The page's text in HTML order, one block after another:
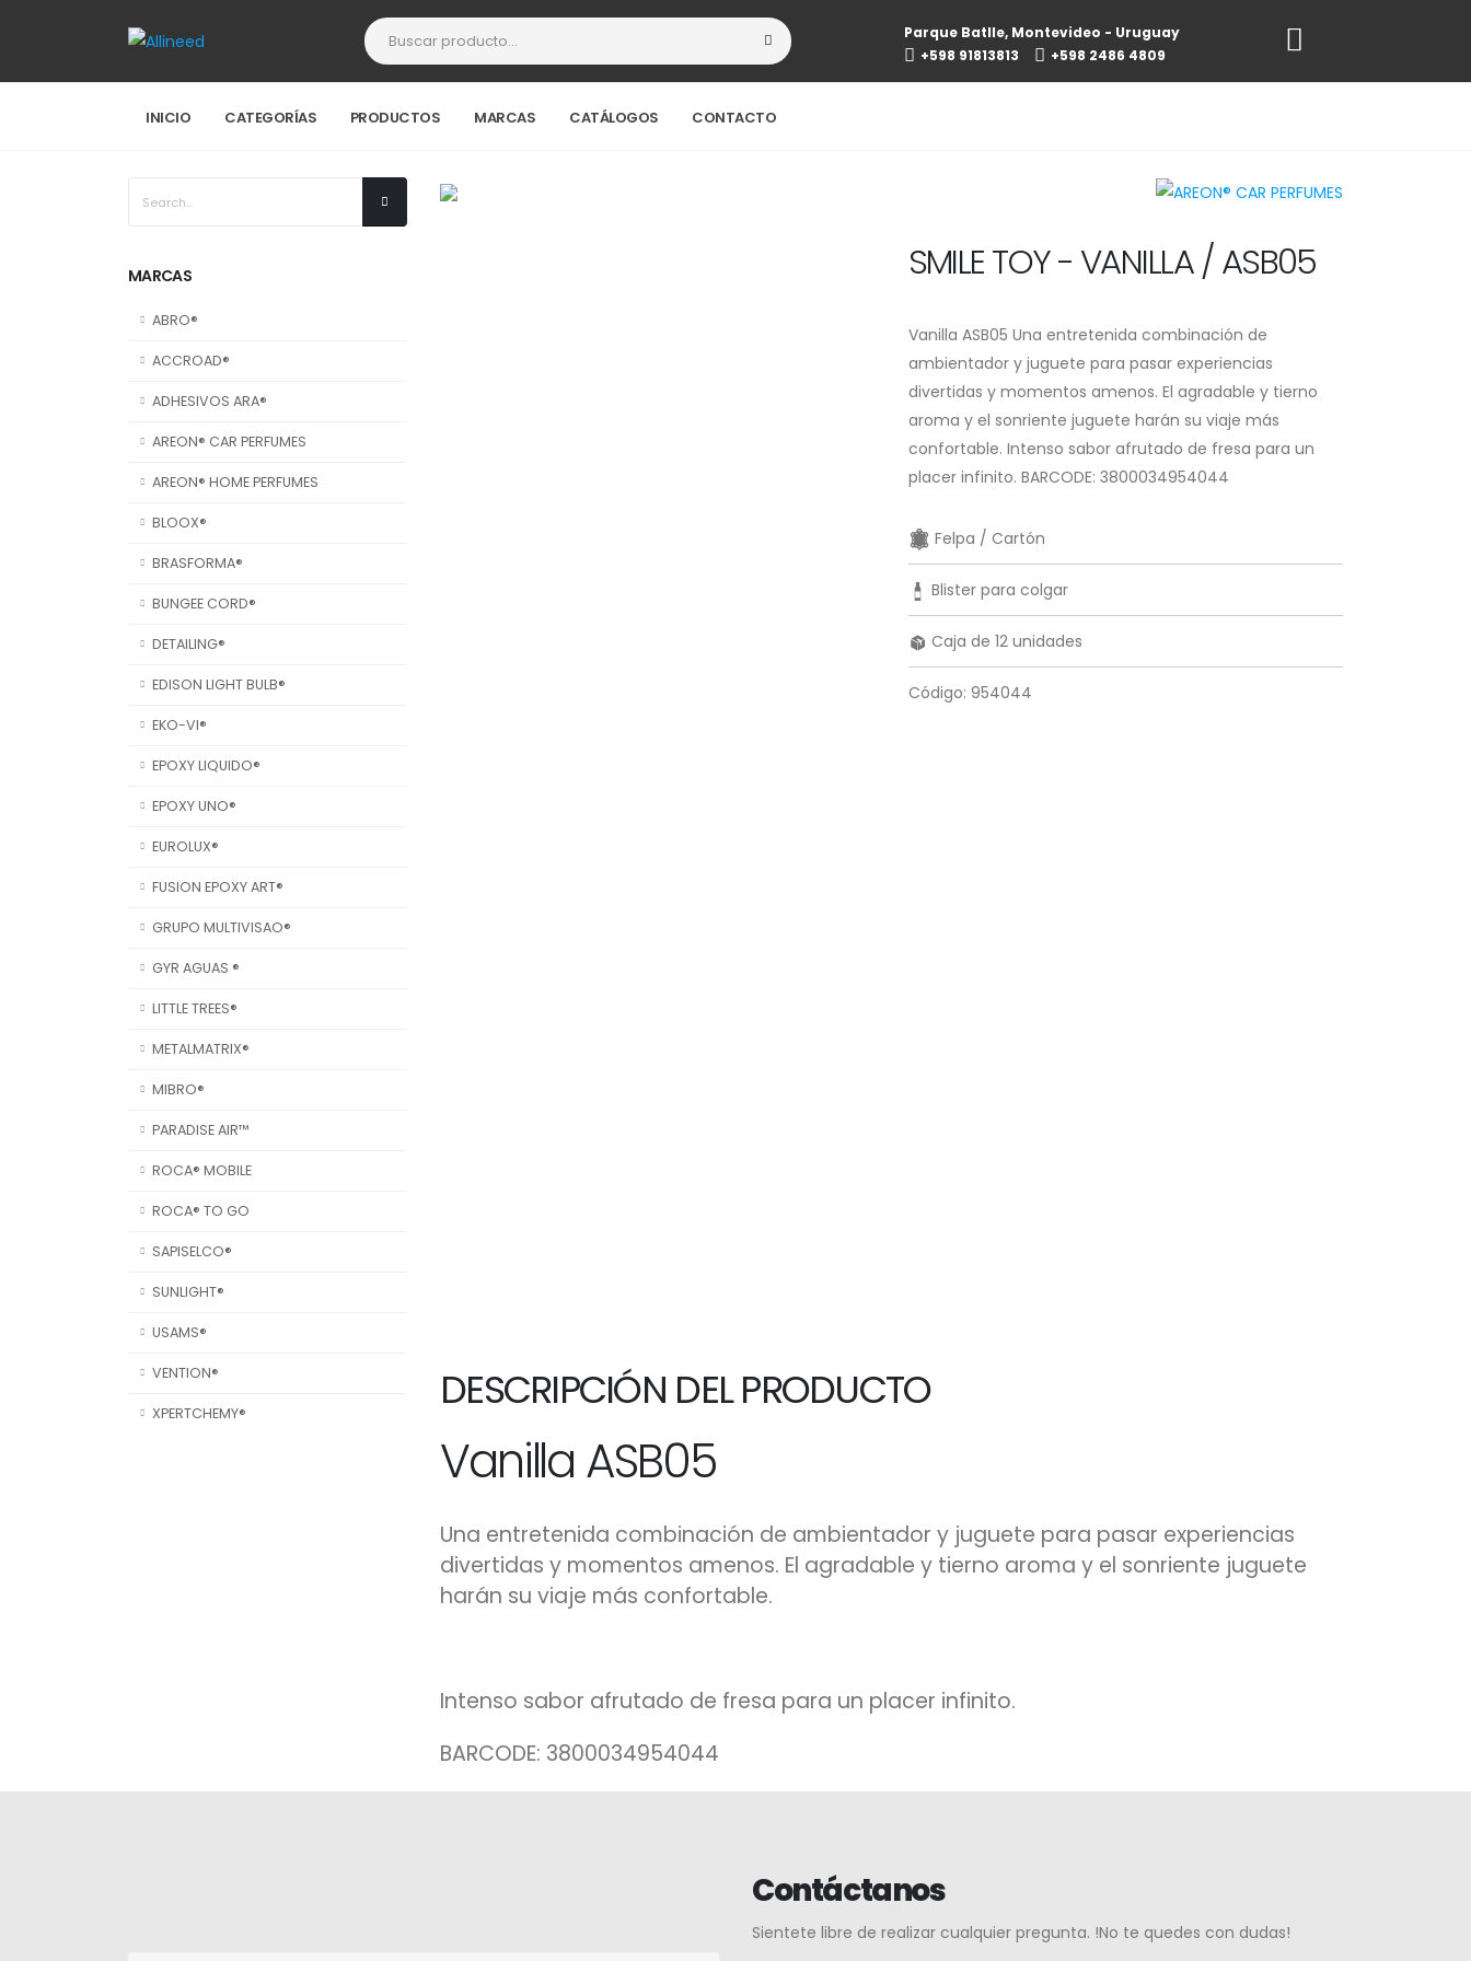
Parque Batlle, Montevideo - Uruguay
+598 91813813
+598 2486 4809
INICIO CATEGORÍAS PRODUCTOS MARCAS CATÁLOGOS CONTACTO
MARCAS
ABRO®
ACCROAD®
ADHESIVOS ARA®
AREON® CAR PERFUMES
AREON® HOME PERFUMES
BLOOX®
BRASFORMA®
BUNGEE CORD®
DETAILING®
EDISON LIGHT BULB®
EKO-VI®
EPOXY LIQUIDO®
EPOXY UNO®
EUROLUX®
FUSION EPOXY ART®
GRUPO MULTIVISAO®
GYR AGUAS ®
LITTLE TREES®
METALMATRIX®
MIBRO®
PARADISE AIR™
ROCA® MOBILE
ROCA® TO GO
SAPISELCO®
SUNLIGHT®
USAMS®
VENTION®
XPERTCHEMY®
SMILE TOY - VANILLA / ASB05
Vanilla ASB05 Una entretenida combinación de
ambientador y juguete para pasar experiencias
divertidas y momentos amenos. El agradable y tierno
aroma y el sonriente juguete harán su viaje más
confortable. Intenso sabor afrutado de fresa para un
placer infinito. BARCODE: 3800034954044
Felpa / Cartón
Blister para colgar
Caja de 12 unidades
Código: 954044
DESCRIPCIÓN DEL PRODUCTO
Vanilla ASB05
Una entretenida combinación de ambientador y juguete para pasar experiencias
divertidas y momentos amenos. El agradable y tierno aroma y el sonriente juguete
harán su viaje más confortable.
Intenso sabor afrutado de fresa para un placer infinito.
BARCODE: 3800034954044
Contáctanos
Sientete libre de realizar cualquier pregunta. !No te quedes con dudas!